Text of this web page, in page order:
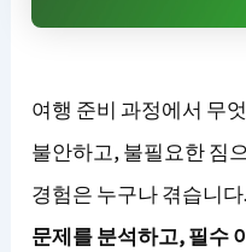
여행 준비 과정에서 무
불안하고, 불필요한 짐
경험은 누구나 겪습니다.
문제를 분석하고, 필수